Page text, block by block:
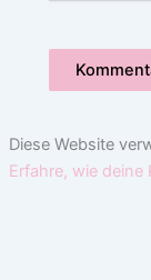
Diese Website
Erfahre, wie